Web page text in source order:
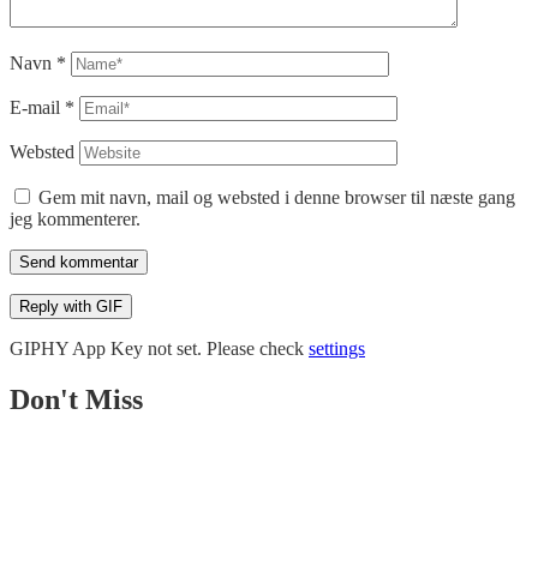
Navn *
E-mail *
Websted
Gem mit navn, mail og websted i denne browser til næste gang
jeg kommenterer.
Send kommentar
Reply with GIF
GIPHY App Key not set. Please check settings
Don't Miss